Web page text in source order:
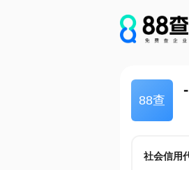
88查
-
社会信用